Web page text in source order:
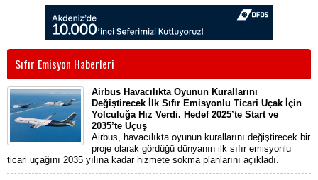
Sıfır Emisyon Haberleri
Airbus Havacılıkta Oyunun Kurallarını
Değiştirecek İlk Sıfır Emisyonlu Ticari Uçak İçin
Yolculuğa Hız Verdi. Hedef 2025’te Start ve
2035’te Uçuş
Airbus, havacılıkta oyunun kurallarını değiştirecek bir
proje olarak gördüğü dünyanın ilk sıfır emisyonlu
ticari uçağını 2035 yılına kadar hizmete sokma planlarını açıkladı.